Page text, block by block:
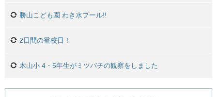
勝山こども園 わき水プール!!
2日間の登校日！
木山小 4・5年生がミツバチの観察をしました